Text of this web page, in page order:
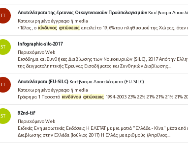
TT
Αποτελέσματα της έρευνας Οικογενειακών Προϋπολογισμών Κατέβασμα
Καταχωρημένο έγγραφο ή media
• Τέλος, ο κίνδυνος φτώχειας απειλεί το 19,6% του πληθυσµού της Χώρας, όταν
ST
Infographic-silc-2017
Περιεχόμενο Web
Εισόδημα και Συνθήκες Διαβίωσης των Νοικοκυριών (SILC), 2017 Από την
της δειγματοληπτικής Έρευνας Εισοδήματος και Συνθηκών Διαβίωσης...
TT
Αποτελέσματα (EU-SILC) Κατέβασμα Αποτελέσματα (EU-SILC)
Καταχωρημένο έγγραφο ή media
Γράφημα 1 Ποσοστό κινδύνου φτώχειας 1994-2003 23% 22% 21% 21% 21% 21%
ST
82nd-tif
Περιεχόμενο Web
Ειδικές Ενημερωτικές Εκδόσεις Η ΕΛΣΤΑΤ με μια ματιά "Ελλάδα - Κίνα" μέσα
Διαβίωσης στην Ελλάδα (Ιούλιος 2017) Η Ελλάς με αριθμούς (Απρίλιος...